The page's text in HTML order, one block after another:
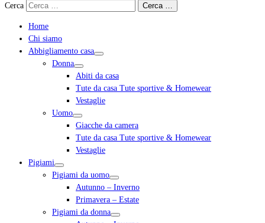
Cerca Cerca …
Home
Chi siamo
Abbigliamento casa
Donna
Abiti da casa
Tute da casa Tute sportive & Homewear
Vestaglie
Uomo
Giacche da camera
Tute da casa Tute sportive & Homewear
Vestaglie
Pigiami
Pigiami da uomo
Autunno – Inverno
Primavera – Estate
Pigiami da donna